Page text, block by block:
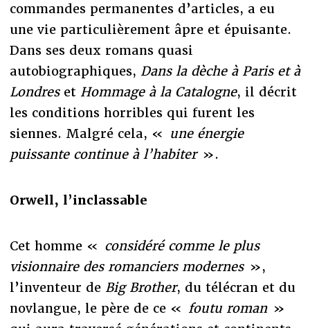
commandes permanentes d’articles, a eu
une vie particulièrement âpre et épuisante.
Dans ses deux romans quasi
autobiographiques, Dans la dèche à Paris et à
Londreset Hommage à la Catalogne, il décrit
les conditions horribles qui furent les
siennes. Malgré cela, « une énergie
puissante continue à l’habiter».
Orwell, l’inclassable
Cet homme « considéré comme le plus
visionnaire des romanciers modernes»,
l’inventeur de Big Brother, du télécran et du
novlangue, le père de ce « foutu roman»